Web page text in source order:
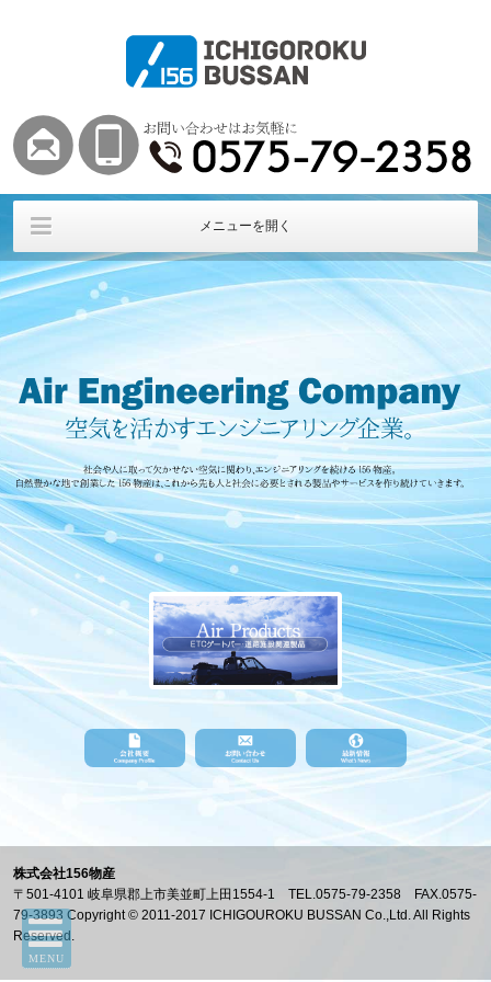
メニューを開く
HOME Air HOME 導入実績
最新情報 お問い合わせ
株式会社156物産
〒501-4101 岐阜県郡上市美並町上田1554-1 TEL.0575-79-2358 FAX.0575-
79-3893 Copyright © 2011-2017 ICHIGOUROKU BUSSAN Co.,Ltd. All Rights
Reserved.
MENU